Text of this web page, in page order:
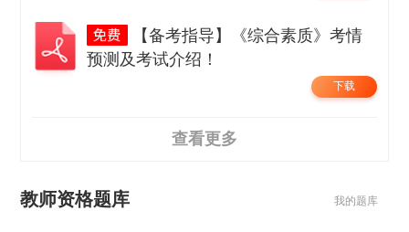
【备考指导】《综合素质》考情
预测及考试介绍！
下载
查看更多
教师资格题库 我的题库